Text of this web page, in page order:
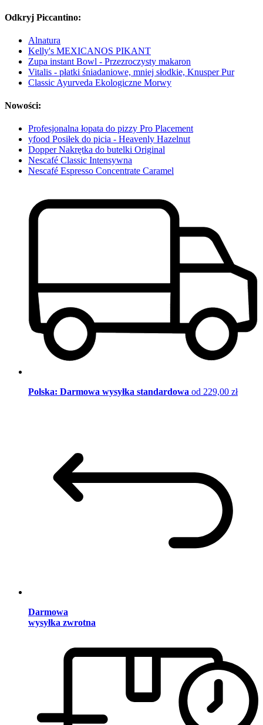
Odkryj Piccantino:
Alnatura
Kelly's MEXICANOS PIKANT
Zupa instant Bowl - Przezroczysty makaron
Vitalis - płatki śniadaniowe, mniej słodkie, Knusper Pur
Classic Ayurveda Ekologiczne Morwy
Nowości:
Profesjonalna łopata do pizzy Pro Placement
yfood Posiłek do picia - Heavenly Hazelnut
Dopper Nakrętka do butelki Original
Nescafé Classic Intensywna
Nescafé Espresso Concentrate Caramel
Polska: Darmowa wysyłka standardowa od 229,00 zł
Darmowa
wysyłka zwrotna